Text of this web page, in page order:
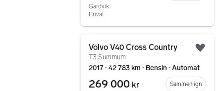
Gardvik
Privat
Volvo V40 Cross Country
T3 Summum
2017 ∙ 42 783 km ∙ Bensin ∙ Automat
269 000 kr
Sammenlign